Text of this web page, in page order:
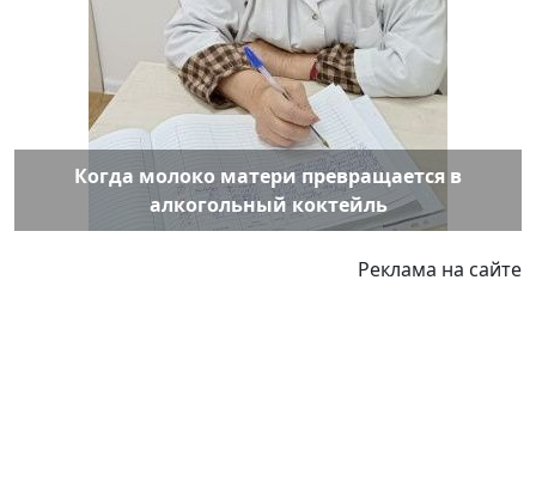
Когда молоко матери превращается в
алкогольный коктейль
Реклама на сайте